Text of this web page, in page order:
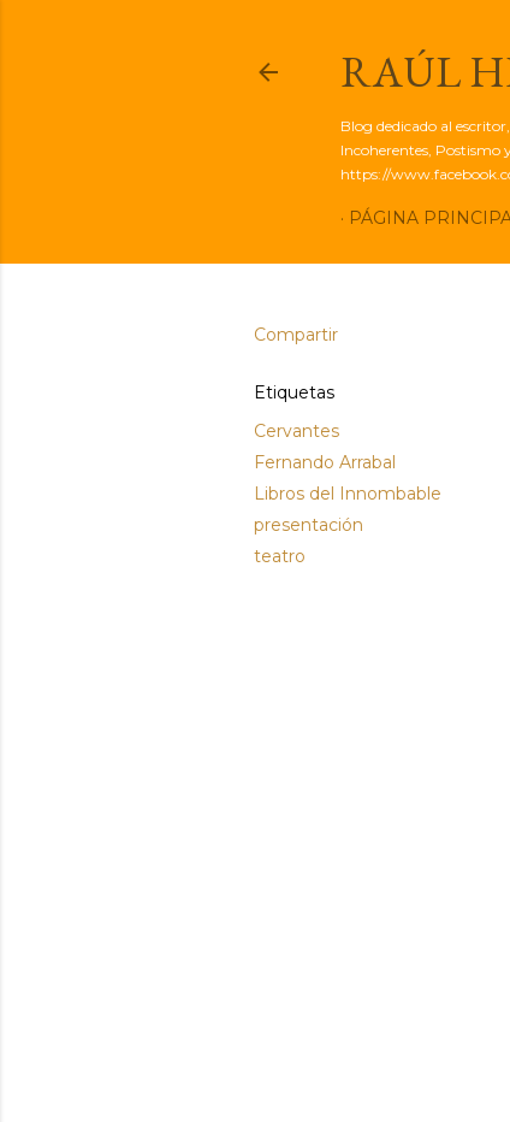
RAÚL
Blog dedicado al
Incoherentes, Postismo
https://
PÁGINA
Compartir
Etiquetas
Cervantes
Fernando Arrabal
Libros del Innombable
presentación
teatro